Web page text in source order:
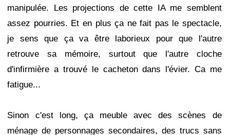
manipulée. Les projections de cette IA me semblent
assez pourries. Et en plus ça ne fait pas le spectacle,
je sens que ça va être laborieux pour que l'autre
retrouve sa mémoire, surtout que l'autre cloche
d'infirmière a trouvé le cacheton dans l'évier. Ca me
fatigue...
Sinon c'est long, ça meuble avec des scènes de
ménage de personnages secondaires, des trucs sans